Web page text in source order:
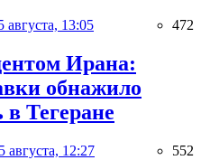
августа, 13:05 472
Ирана:
обнажило
в Тегеране
августа, 12:27 552